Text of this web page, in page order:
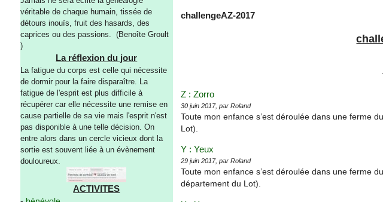
véritable de chaque humain, tissée de
détours inouïs, fruit des hasards, des
caprices ou des passions. (Benoîte Groult
)
La réflexion du jour
La fatigue du corps est celle qui nécessite
de dormir pour la faire disparaître. La
fatigue de l'esprit est plus difficile à
récupérer car elle nécessite une remise en
cause partielle de sa vie mais l'esprit n'est
pas disponible à une telle décision. On
entre alors dans un cercle vicieux dont la
sortie est souvent liée à un évènement
douloureux.
ACTIVITES
challengeAZ-2017
Z : Zorro
30 juin 2017, par Roland
Toute mon enfance s’est déroulée dans une ferme
Lot).
Y : Yeux
29 juin 2017, par Roland
Toute mon enfance s’est déroulée dans une ferme
département du Lot).